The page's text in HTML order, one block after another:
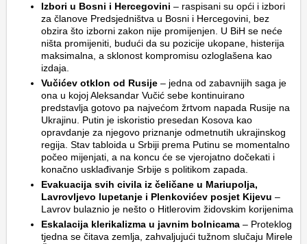
Izbori u Bosni i Hercegovini – raspisani su opći i izbori
za članove Predsjedništva u Bosni i Hercegovini, bez
obzira što izborni zakon nije promijenjen. U BiH se neće
ništa promijeniti, budući da su pozicije ukopane, histerija
maksimalna, a sklonost kompromisu ozloglašena kao
izdaja.
Vučićev otklon od Rusije – jedna od zabavnijih saga je
ona u kojoj Aleksandar Vučić sebe kontinuirano
predstavlja gotovo pa najvećom žrtvom napada Rusije na
Ukrajinu. Putin je iskoristio presedan Kosova kao
opravdanje za njegovo priznanje odmetnutih ukrajinskog
regija. Stav tabloida u Srbiji prema Putinu se momentalno
počeo mijenjati, a na koncu će se vjerojatno dočekati i
konačno usklađivanje Srbije s politikom zapada.
Evakuacija svih civila iz čeličane u Mariupolja,
Lavrovljevo lupetanje i Plenkovićev posjet Kijevu –
Lavrov bulaznio je nešto o Hitlerovim židovskim korijenima
Eskalacija klerikalizma u javnim bolnicama – Proteklog
tjedna se čitava zemlja, zahvaljujući tužnom slučaju Mirele